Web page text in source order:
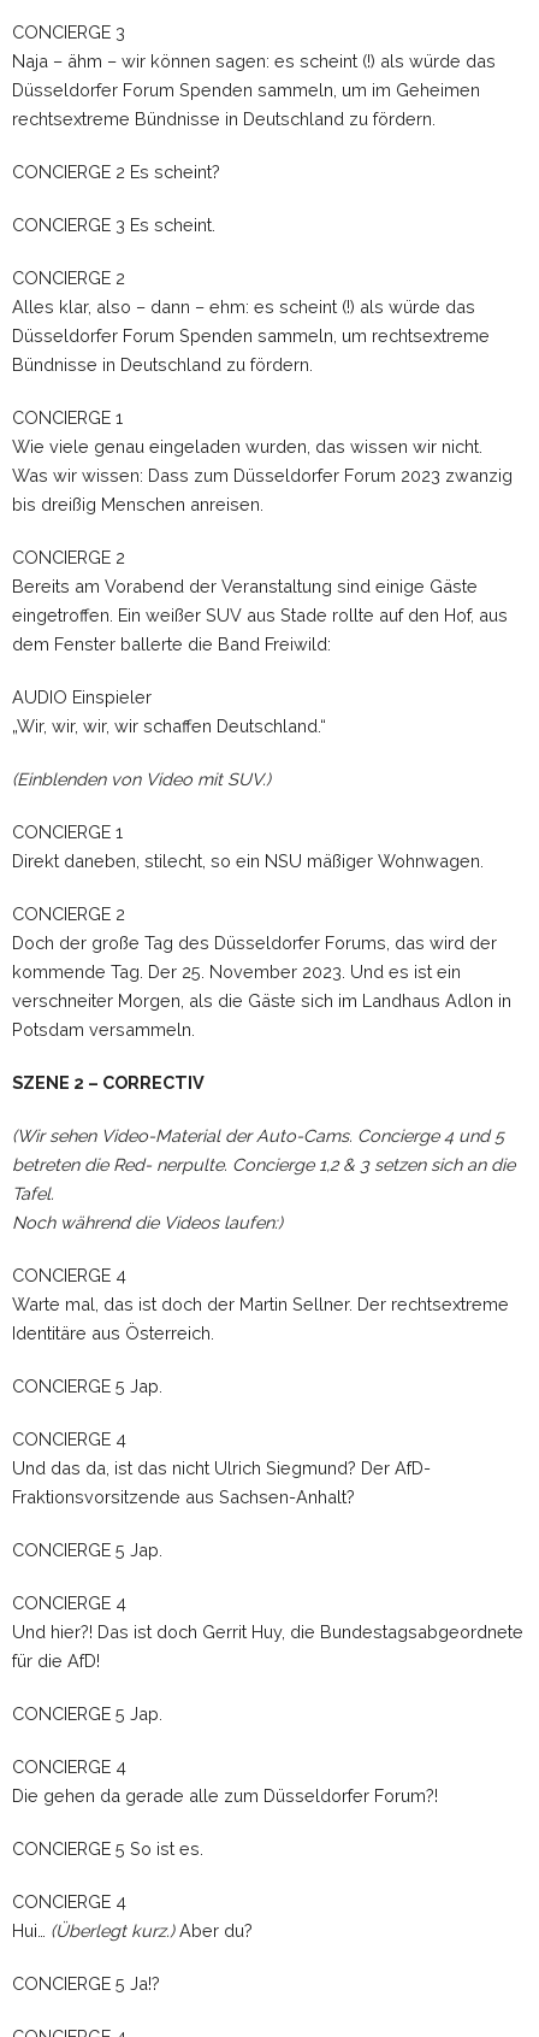
CONCIERGE 3
Naja – ähm – wir können sagen: es scheint (!) als würde das
Düsseldorfer Forum Spenden sammeln, um im Geheimen
rechtsextreme Bündnisse in Deutschland zu fördern.
CONCIERGE 2 Es scheint?
CONCIERGE 3 Es scheint.
CONCIERGE 2
Alles klar, also – dann – ehm: es scheint (!) als würde das
Düsseldorfer Forum Spenden sammeln, um rechtsextreme
Bündnisse in Deutschland zu fördern.
CONCIERGE 1
Wie viele genau eingeladen wurden, das wissen wir nicht.
Was wir wissen: Dass zum Düsseldorfer Forum 2023 zwanzig
bis dreißig Menschen anreisen.
CONCIERGE 2
Bereits am Vorabend der Veranstaltung sind einige Gäste
eingetroffen. Ein weißer SUV aus Stade rollte auf den Hof, aus
dem Fenster ballerte die Band Freiwild:
AUDIO Einspieler
„Wir, wir, wir, wir schaffen Deutschland.“
(Einblenden von Video mit SUV.)
CONCIERGE 1
Direkt daneben, stilecht, so ein NSU mäßiger Wohnwagen.
CONCIERGE 2
Doch der große Tag des Düsseldorfer Forums, das wird der
kommende Tag. Der 25. November 2023. Und es ist ein
verschneiter Morgen, als die Gäste sich im Landhaus Adlon in
Potsdam versammeln.
SZENE 2 – CORRECTIV
(Wir sehen Video-Material der Auto-Cams. Concierge 4 und 5
betreten die Red- nerpulte. Concierge 1,2 & 3 setzen sich an die
Tafel.
Noch während die Videos laufen:)
CONCIERGE 4
Warte mal, das ist doch der Martin Sellner. Der rechtsextreme
Identitäre aus Österreich.
CONCIERGE 5 Jap.
CONCIERGE 4
Und das da, ist das nicht Ulrich Siegmund? Der AfD-
Fraktionsvorsitzende aus Sachsen-Anhalt?
CONCIERGE 5 Jap.
CONCIERGE 4
Und hier?! Das ist doch Gerrit Huy, die Bundestagsabgeordnete
für die AfD!
CONCIERGE 5 Jap.
CONCIERGE 4
Die gehen da gerade alle zum Düsseldorfer Forum?!
CONCIERGE 5 So ist es.
CONCIERGE 4
Hui… (Überlegt kurz.)Aber du?
CONCIERGE 5 Ja!?